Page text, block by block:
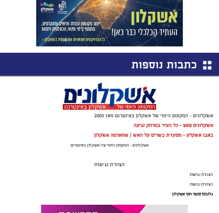
כתבות נוספות
אשקלונים - המקומון היומי של אשקלון באינטרנט מאז 2005
אשקלונים טאצ - כל העיר במרחק נגיעה
באבו אשקלון - מסעדת בשרים על האש | שווארמה אשקלון
אשקלונים - המקומון היומי של אשקלון באינטרנט
הצהרת נגישות
הצהרת נגישות
הצהרת נגישות
גלובוס סנטר חוף אשקלון